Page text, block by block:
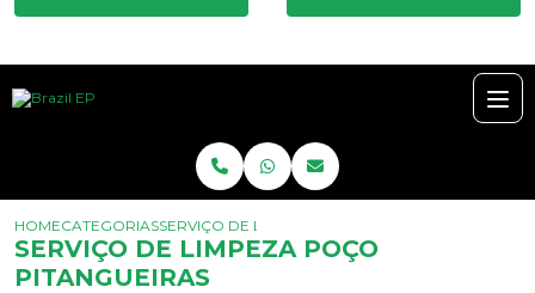
HOMECATEGORIASSERVIÇO DE LIMPEZA POÇO PITANGUEIRAS
SERVIÇO DE LIMPEZA POÇO
PITANGUEIRAS